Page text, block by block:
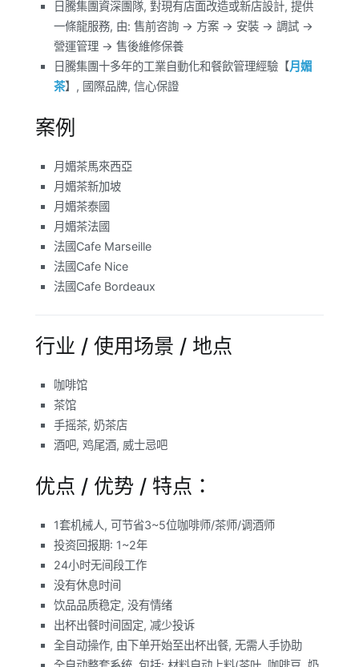
日騰集團資深團隊, 對現有店面改造或新店設計, 提供
一條龍服務, 由: 售前咨詢 -> 方案 -> 安裝 -> 調試 ->
營運管理 -> 售後維修保養
日騰集團十多年的工業自動化和餐飲管理經驗【月媚
茶】, 國際品牌, 信心保證
案例
月媚茶馬來西亞
月媚茶新加坡
月媚茶泰國
月媚茶法國
法國Cafe Marseille
法國Cafe Nice
法國Cafe Bordeaux
行业 / 使用场景 / 地点
咖啡馆
茶馆
手摇茶, 奶茶店
酒吧, 鸡尾酒, 威士忌吧
优点 / 优势 / 特点：
1套机械人, 可节省3~5位咖啡师/茶师/调酒师
投资回报期: 1~2年
24小时无间段工作
没有休息时间
饮品品质稳定, 没有情绪
出杯出餐时间固定, 减少投诉
全自动操作, 由下单开始至出杯出餐, 无需人手协助